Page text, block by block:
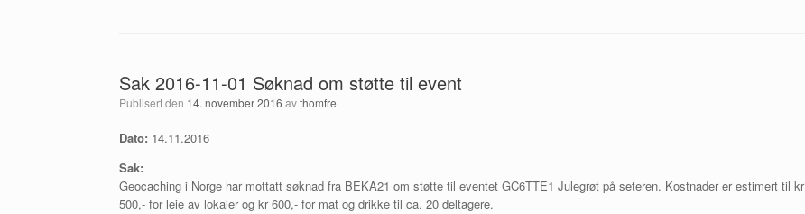
Sak 2016-11-01 Søknad om støtte til event
Publisert den 14. november 2016 avthomfre
Dato: 14.11.2016
Sak:
Geocaching i Norge har mottatt søknad fra BEKA21 om støtte til eventet GC6TTE1 Julegrøt på seteren. Kostnader er estimert til kr
500,- for leie av lokaler og kr 600,- for mat og drikke til ca. 20 deltagere.